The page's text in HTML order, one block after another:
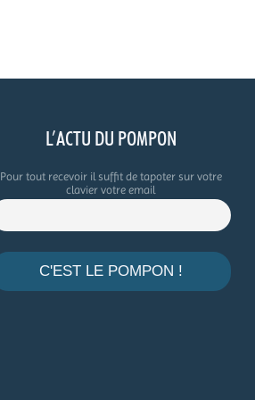
L’ACTU DU POMPON
Pour tout recevoir il suffit de tapoter sur votre
clavier votre email